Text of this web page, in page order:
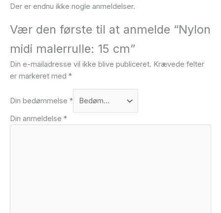
Der er endnu ikke nogle anmeldelser.
Vær den første til at anmelde “Nylon
midi malerrulle: 15 cm”
Din e-mailadresse vil ikke blive publiceret. Krævede felter
er markeret med *
Din bedømmelse *
Din anmeldelse *